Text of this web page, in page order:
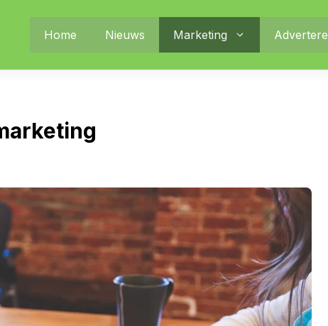
Home Nieuws Marketing